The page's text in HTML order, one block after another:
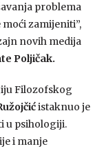
problema
zamijeniti”,
novih medija
Poljičak.
Filozofskog
istaknuo je
u psihologiji.
i manje